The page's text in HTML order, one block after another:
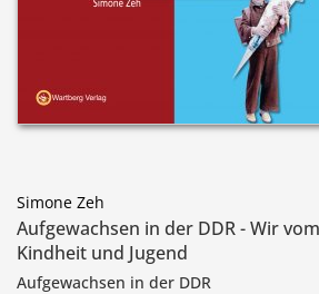
Simone Zeh
Aufgewachsen in der DDR - Wir
Kindheit und Jugend
Aufgewachsen in der DDR